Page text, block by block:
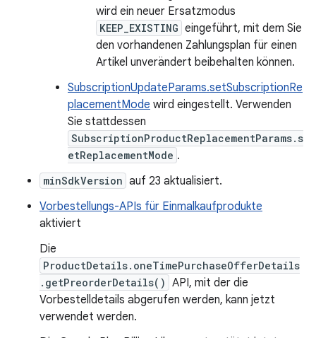
wird ein neuer Ersatzmodus
KEEP_EXISTING eingeführt, mit dem Sie
den vorhandenen Zahlungsplan für einen
Artikel unverändert beibehalten können.
SubscriptionUpdateParams.setSubscriptionRe
placementMode wird eingestellt. Verwenden
Sie stattdessen
SubscriptionProductReplacementParams.s
etReplacementMode .
minSdkVersion auf 23 aktualisiert.
Vorbestellungs-APIs für Einmalkaufprodukte
aktiviert
Die
ProductDetails.oneTimePurchaseOfferDetails
.getPreorderDetails() API, mit der die
Vorbestelldetails abgerufen werden, kann jetzt
verwendet werden.